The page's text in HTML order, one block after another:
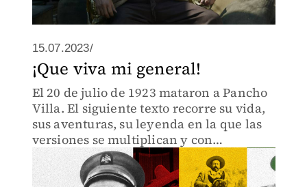
15.07.2023/
¡Que viva mi general!
El 20 de julio de 1923 mataron a Pancho
Villa. El siguiente texto recorre su vida,
sus aventuras, su leyenda en la que las
versiones se multiplican y con
frecuencia se contradicen.